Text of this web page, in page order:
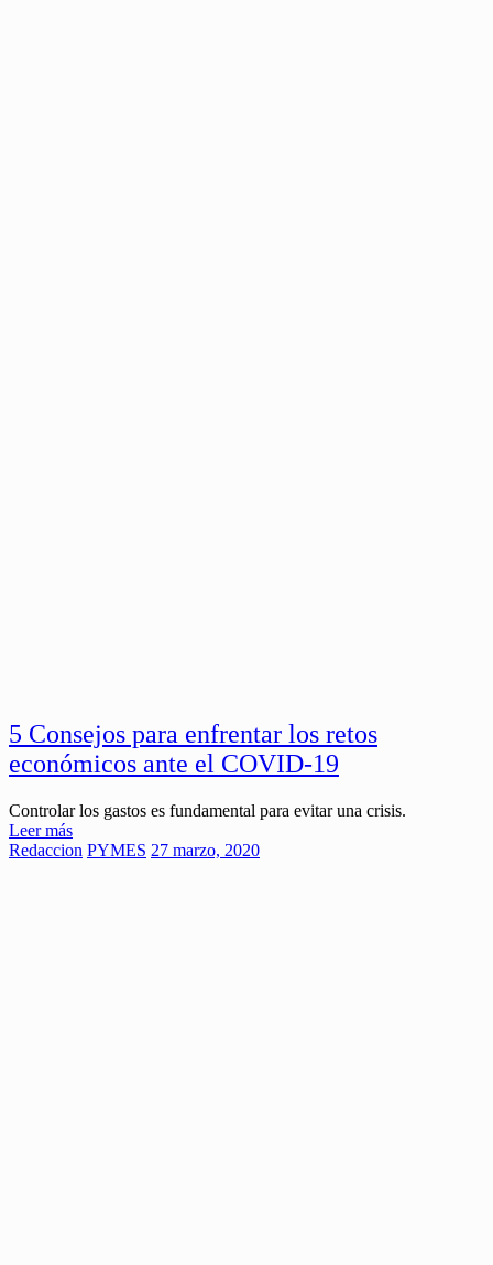
5 Consejos para enfrentar los retos
económicos ante el COVID-19
Controlar los gastos es fundamental para evitar una crisis.
Leer más
Redaccion PYMES 27 marzo, 2020